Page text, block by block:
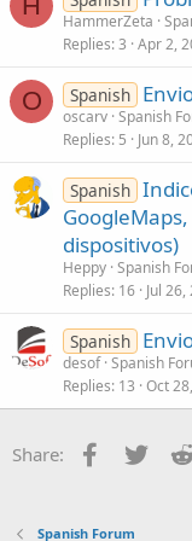
HammerZeta
Replies 3 Apr 2,
O Spanish
oscarv Spanish
Replies 5 Jun 8,
Spanish
dispositivos)
Heppy Spanish
Replies 16 Jul
Spanish
desof Spanish
Replies 13 Oct
Share: Facebook
Spanish Forum